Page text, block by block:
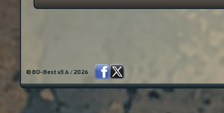
© BD-Best v3.6 / 2026